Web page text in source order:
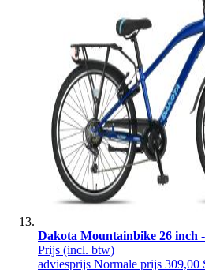
Dakota Mountainbike 26 inch
Prijs (incl. btw)
adviesprijs Normale prijs 309,00